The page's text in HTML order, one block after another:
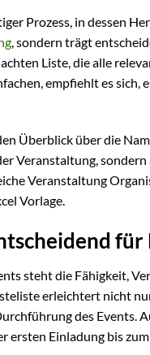
Prozess, in dessen
, sondern trägt
Liste, die alle
empfiehlt es sich,
Überblick über die
Veranstaltung,
Veranstaltung
Vorlage.
steht die Fähigkeit,
erleichtert nicht
des Events.
ersten Einladung bis